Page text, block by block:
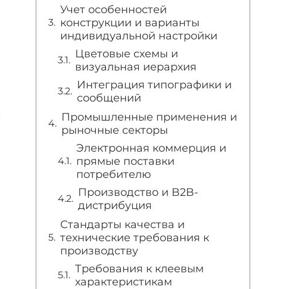
Учет особенностей
конструкции и варианты
индивидуальной настройки
Цветовые схемы и
визуальная иерархия
Интеграция типографики и
сообщений
Промышленные применения и
рыночные секторы
Электронная коммерция и
прямые поставки
потребителю
Производство и B2B-
дистрибуция
Стандарты качества и
технические требования к
производству
Требования к клеевым
характеристикам